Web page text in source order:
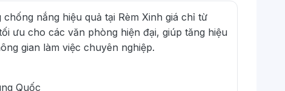
nắng hiệu quả tại Rèm Xinh giá chỉ từ
ưu cho các văn phòng hiện đại, giúp tăng hiệu
gian làm việc chuyên nghiệp.
Quốc